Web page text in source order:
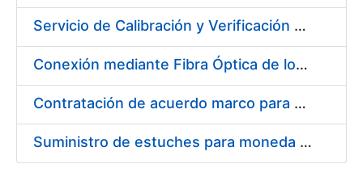
Servicio de Calibración y Verificación Externa de los Equipos de Medición del Servicio de Prevención de la FNMT-RCM
Conexión mediante Fibra Óptica de los Centros de Proceso de Datos (CPDs) de las sedes de la FNMT-RCM de Burgos y Madrid
Contratación de acuerdo marco para el Suministro de Material de Electricidad para la Fábrica Nacional de Moneda y Timbre-Real Casa de la Moneda en su centro de trabajo de Burgos
Suministro de estuches para moneda de 30 €